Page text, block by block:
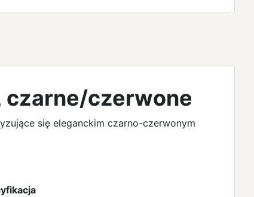
czarne/czerwone
się eleganckim czarno-czerwonym